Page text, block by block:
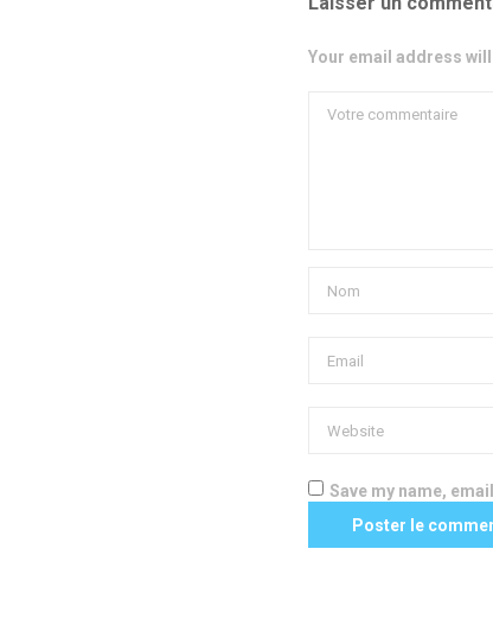
Your email address
Save my name,